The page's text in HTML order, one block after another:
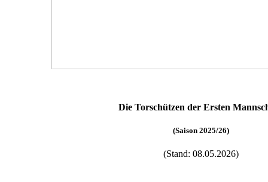
Die Torschützen der Ersten
(Saison 2025/26)
(Stand: 08.05.2026)